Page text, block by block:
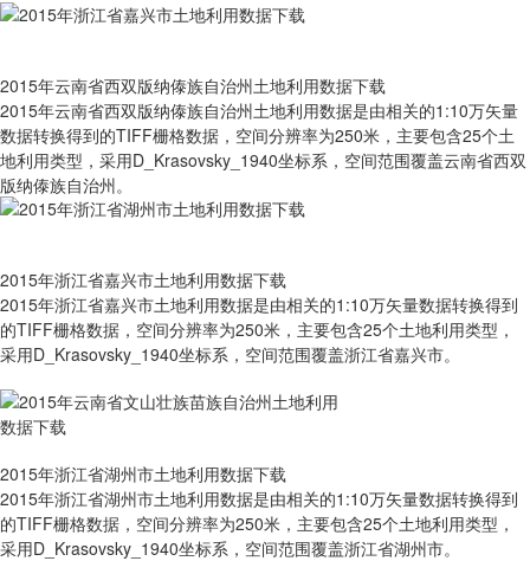
2015年云南省西双版纳傣族自治州土地利用数据下载
2015年云南省西双版纳傣族自治州土地利用数据是由相关的1:10万矢量
数据转换得到的TIFF栅格数据，空间分辨率为250米，主要包含25个土
地利用类型，采用D_Krasovsky_1940坐标系，空间范围覆盖云南省西双
版纳傣族自治州。
2015年浙江省嘉兴市土地利用数据下载
2015年浙江省嘉兴市土地利用数据是由相关的1:10万矢量数据转换得到
的TIFF栅格数据，空间分辨率为250米，主要包含25个土地利用类型，
采用D_Krasovsky_1940坐标系，空间范围覆盖浙江省嘉兴市。
2015年浙江省湖州市土地利用数据下载
2015年浙江省湖州市土地利用数据是由相关的1:10万矢量数据转换得到
的TIFF栅格数据，空间分辨率为250米，主要包含25个土地利用类型，
采用D_Krasovsky_1940坐标系，空间范围覆盖浙江省湖州市。